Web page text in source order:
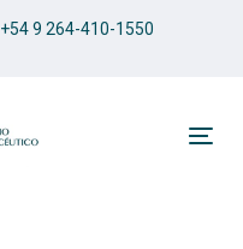
+54 9 264-410-1550